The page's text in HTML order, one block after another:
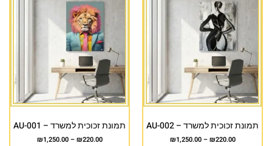
תמונת זכוכית למשרד – AU-002
₪220.00
–
₪1,250.00
תמונת זכוכית למשרד – AU-001
₪220.00
–
₪1,250.00